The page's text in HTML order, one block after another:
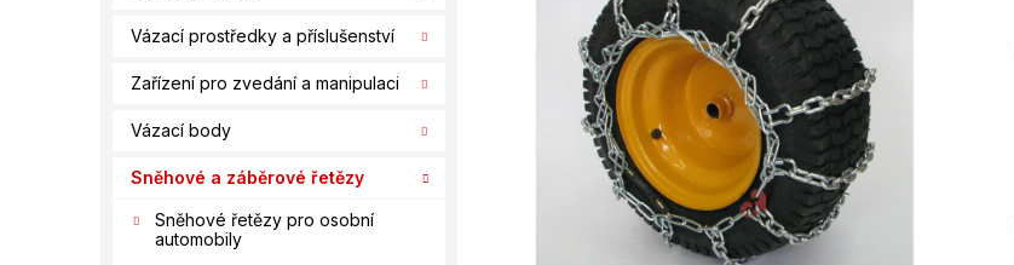
Vázací prostředky a příslušenství
Zařízení pro zvedání a manipulaci
Vázací body
Sněhové a záběrové řetězy
Sněhové řetězy pro osobní
automobily